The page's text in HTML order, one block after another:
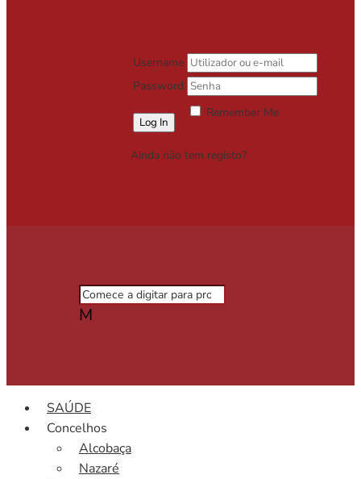
Username
Password
Remember Me
Ainda não tem registo?
M
SAÚDE
Concelhos
Alcobaça
Nazaré